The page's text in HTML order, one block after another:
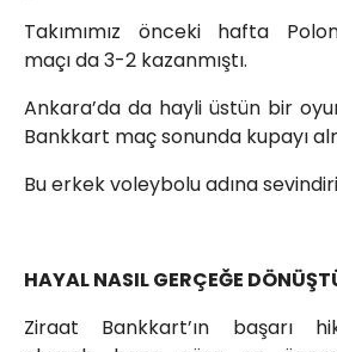
Takımımız önceki hafta
maçı da 3-2 kazanmıştı.
Ankara’da da hayli üstün bir
Bankkart maç sonunda kupayı
Bu erkek voleybolu adına
HAYAL NASIL GERÇEĞE
Ziraat Bankkart’ın başarı